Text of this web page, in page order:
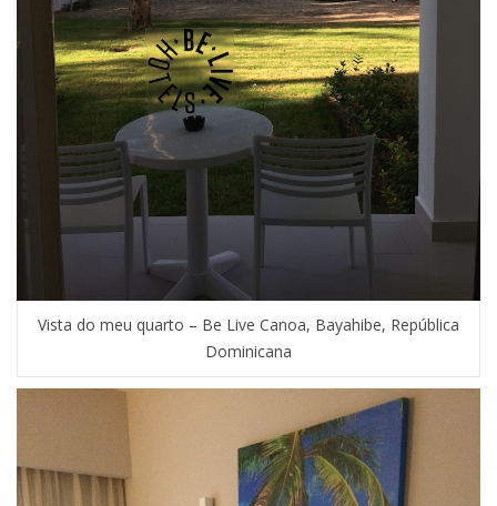
Vista do meu quarto – Be Live Canoa, Bayahibe, República
Dominicana